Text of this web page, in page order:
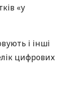
«у
і інші
цифрових